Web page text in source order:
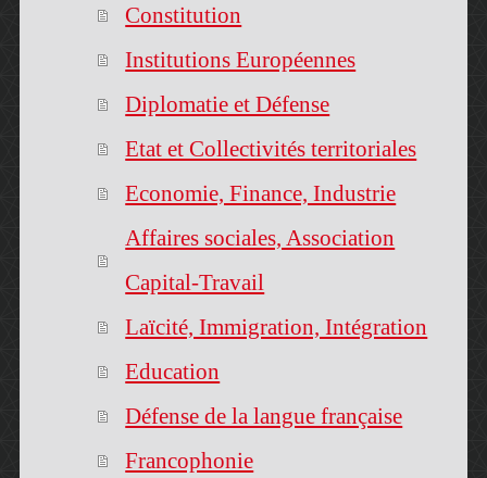
Constitution
Institutions Européennes
Diplomatie et Défense
Etat et Collectivités territoriales
Economie, Finance, Industrie
Affaires sociales, Association
Capital-Travail
Laïcité, Immigration, Intégration
Education
Défense de la langue française
Francophonie